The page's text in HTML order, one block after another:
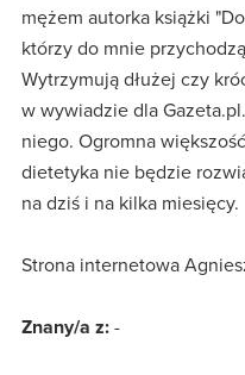
mężem autorka książki
którzy do mnie
Wytrzymują dłużej czy
w wywiadzie dla
niego. Ogromna
dietetyka nie będzie
na dziś i na kilka miesięcy.
Strona internetowa
Znany/a z:-